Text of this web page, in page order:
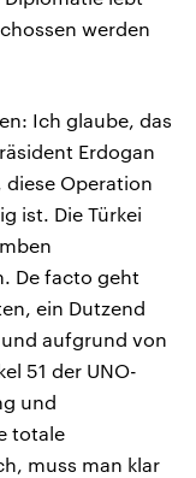
werden
Ich glaube, das
Erdogan
diese Operation
ist. Die Türkei
De facto geht
ein Dutzend
aufgrund von
51 der UNO-
und
totale
muss man klar